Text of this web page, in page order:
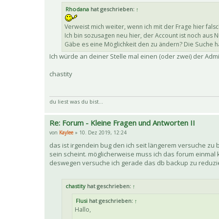
Rhodana hat geschrieben: ↑
Verweist mich weiter, wenn ich mit der Frage hier
Ich bin sozusagen neu hier, der Account ist noch aus
Gäbe es eine Möglichkeit den zu ändern? Die Suche
Ich würde an deiner Stelle mal einen (oder zwei) der
chastity
du liest was du bist...
Re: Forum - Kleine Fragen und Antworten II
von Kaylee » 10. Dez 2019, 12:24
das ist irgendein bug den ich seit längerem versuche
sein scheint. möglicherweise muss ich das forum
deswegen versuche ich gerade das db backup zu
chastity hat geschrieben: ↑
Flusi hat geschrieben: ↑
Hallo,